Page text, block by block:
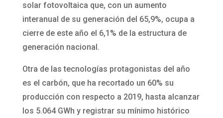
solar fotovoltaica que, con un aumento
interanual de su generación del 65,9%, ocupa a
cierre de este año el 6,1% de la estructura de
generación nacional.
Otra de las tecnologías protagonistas del año
es el carbón, que ha recortado un 60% su
producción con respecto a 2019, hasta alcanzar
los 5.064 GWh y registrar su mínimo histórico